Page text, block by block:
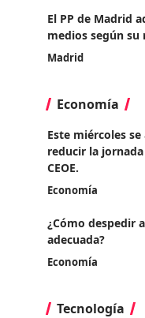
El PP de Madrid
medios según su
Madrid
Economía
Este miércoles
reducir la
CEOE.
Economía
¿Cómo despedir
adecuada?
Economía
Tecnología